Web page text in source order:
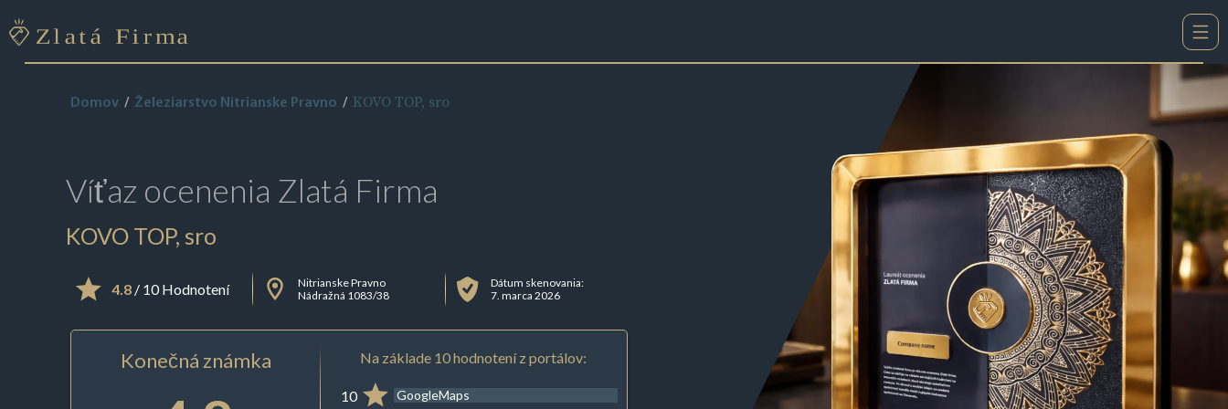
Domov Železiarstvo Nitrianske Pravno KOVO TOP, sro
Víťaz ocenenia Zlatá Firma
KOVO TOP, sro
4.8/ 10 Hodnotení
Nitrianske Pravno
Nádražná 1083/38
Dátum skenovania:
7. marca 2026
Konečná známka Na základe 10 hodnotení z portálov:
10 GoogleMaps